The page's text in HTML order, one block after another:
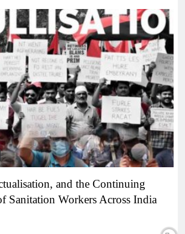
and the Continuing
Sanitation Workers Across India